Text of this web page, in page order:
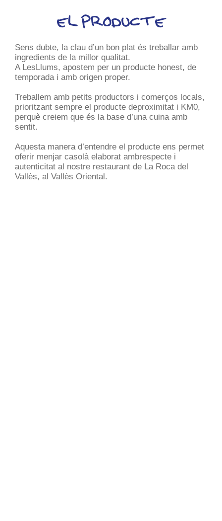
EL PRODUCTE
Sens dubte, la clau d’un bon plat és treballar amb
ingredients de la millor qualitat.
A LesLlums, apostem per un producte honest, de
temporada i amb origen proper.
Treballem amb petits productors i comerços locals,
prioritzant sempre el producte deproximitat i KM0,
perquè creiem que és la base d’una cuina amb
sentit.
Aquesta manera d’entendre el producte ens permet
oferir menjar casolà elaborat ambrespecte i
autenticitat al nostre restaurant de La Roca del
Vallès, al Vallès Oriental.